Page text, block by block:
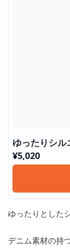
ゆったりシ
¥5,020
ゆったりとした
デニム素材の持